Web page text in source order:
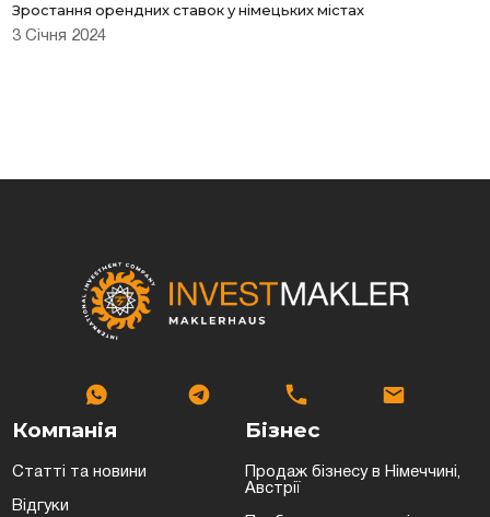
Зростання орендних ставок у німецьких містах
3 Січня 2024
Компанія
Статті та новини
Відгуки
Бізнес
Продаж бізнесу в Німеччині,
Австрії